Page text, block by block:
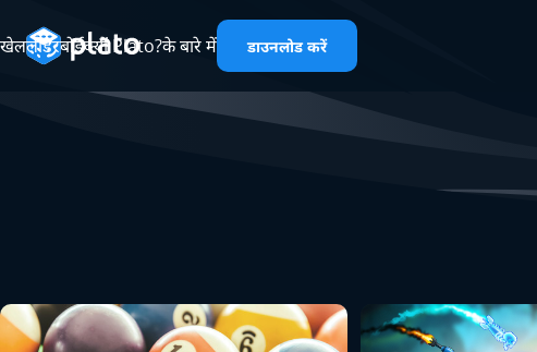
खेललीडरबोर्डक्यों Plato?के बारे में डाउनलोड करें